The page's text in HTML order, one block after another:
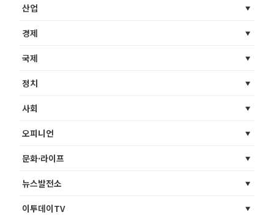
산업
경제
국제
정치
사회
오피니언
문화·라이프
뉴스발전소
이투데이TV